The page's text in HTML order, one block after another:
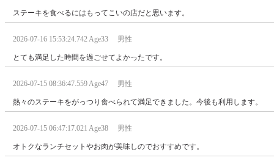
ステーキを食べるにはもってこいの店だと思います。
2026-07-16 15:53:24.742 Age33 男性
とても満足した時間を過ごせてよかったです。
2026-07-15 08:36:47.559 Age47 男性
熱々のステーキをがっつり食べられて満足できました。今後も利用します。
2026-07-15 06:47:17.021 Age38 男性
オトクなランチセットやお肉が美味しのでおすすめです。